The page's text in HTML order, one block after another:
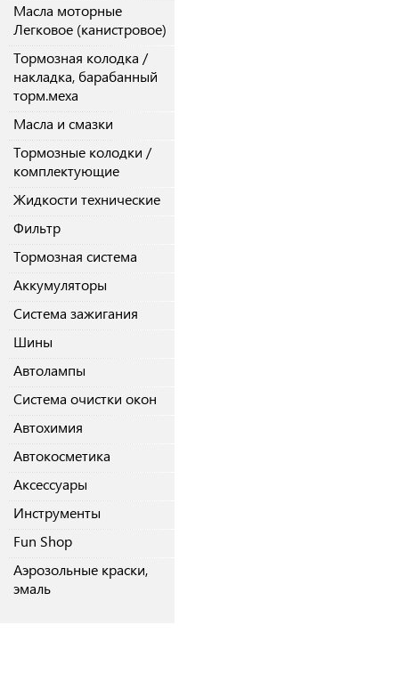
Масла моторные
Легковое (канистровое)
Тормозная колодка /
накладка, барабанный
торм.меха
Масла и смазки
Тормозные колодки /
комплектующие
Жидкости технические
Фильтр
Тормозная система
Аккумуляторы
Система зажигания
Шины
Автолампы
Система очистки окон
Автохимия
Автокосметика
Аксессуары
Инструменты
Fun Shop
Аэрозольные краски,
эмаль